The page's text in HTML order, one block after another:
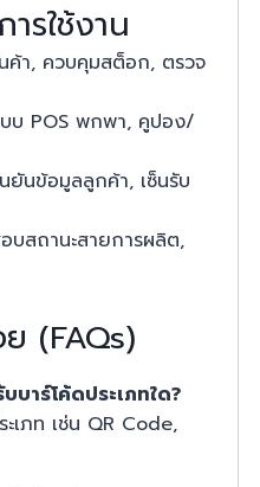
รใช้งาน
ค้า, ควบคุมสต็อก, ตรวจ
บ POS พกพา, คูปอง/
ยันข้อมูลลูกค้า, เซ็นรับ
บสถานะสายการผลิต,
(FAQs)
าร์โค้ดประเภทใด?
เภท เช่น QR Code,